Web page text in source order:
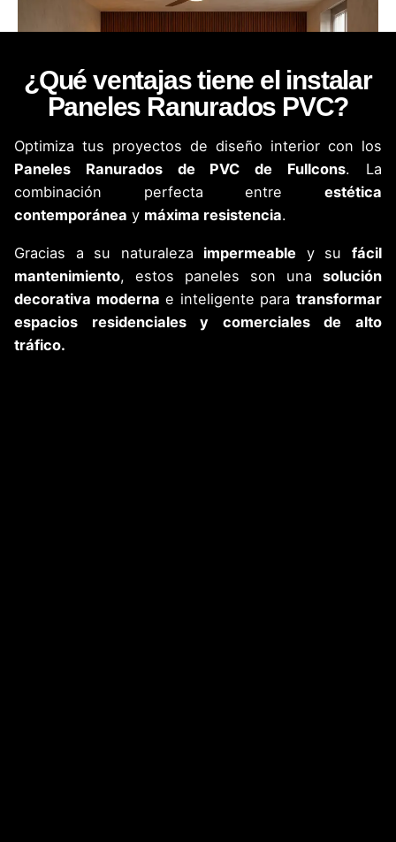
¿Qué ventajas tiene el instalar
Paneles Ranurados PVC?
Optimiza tus proyectos de diseño interior con los
Paneles Ranurados de PVC de Fullcons. La
combinación perfecta entre estética
contemporánea y máxima resistencia.
Gracias a su naturaleza impermeable y sufácil
mantenimiento, estos paneles son una solución
decorativa moderna e inteligente paratransformar
espacios residenciales y comerciales de alto
tráfico.